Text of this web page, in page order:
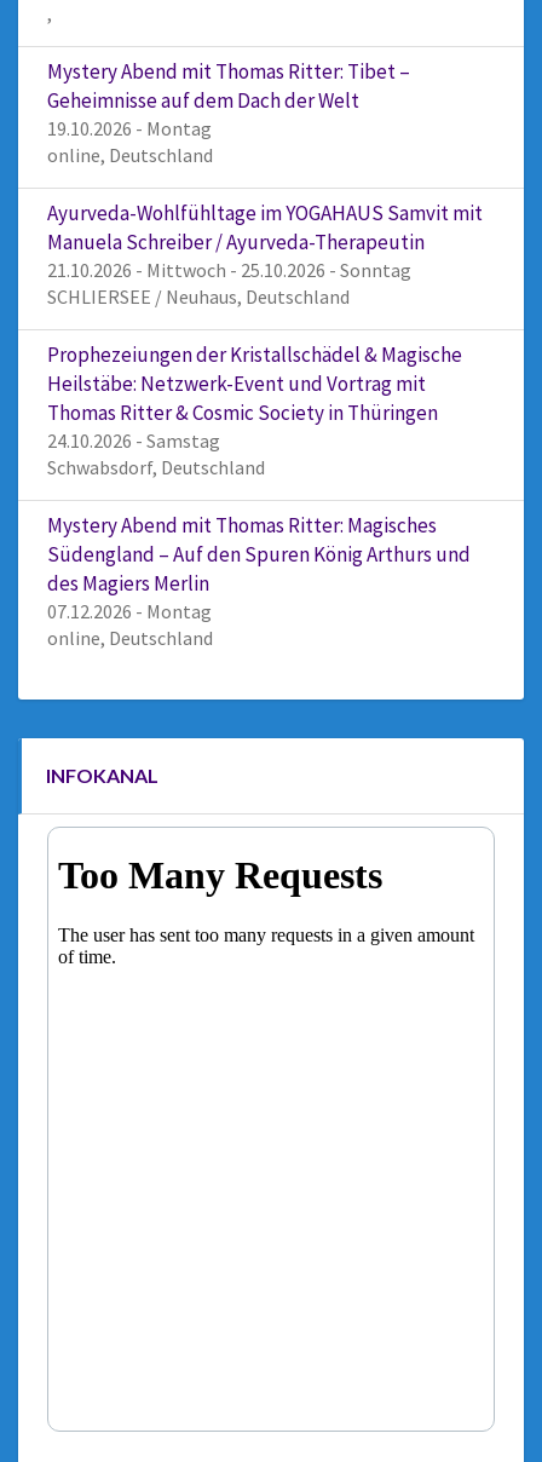
,
Mystery Abend mit Thomas Ritter: Tibet –
Geheimnisse auf dem Dach der Welt
19.10.2026 - Montag
online, Deutschland
Ayurveda-Wohlfühltage im YOGAHAUS Samvit mit
Manuela Schreiber / Ayurveda-Therapeutin
21.10.2026 - Mittwoch - 25.10.2026 - Sonntag
SCHLIERSEE / Neuhaus, Deutschland
Prophezeiungen der Kristallschädel & Magische
Heilstäbe: Netzwerk-Event und Vortrag mit
Thomas Ritter & Cosmic Society in Thüringen
24.10.2026 - Samstag
Schwabsdorf, Deutschland
Mystery Abend mit Thomas Ritter: Magisches
Südengland – Auf den Spuren König Arthurs und
des Magiers Merlin
07.12.2026 - Montag
online, Deutschland
INFOKANAL